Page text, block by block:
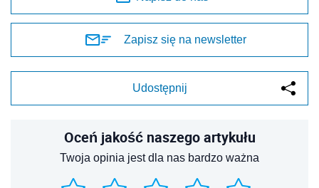
Zapisz się na newsletter
Udostępnij
Oceń jakość naszego artykułu
Twoja opinia jest dla nas bardzo ważna